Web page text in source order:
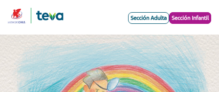
Sección Adulta Sección Infantil